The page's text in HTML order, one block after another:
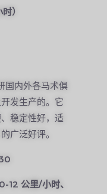
）
国内外各马术俱
发生产的。它
稳定性好，适
广泛好评。
12 公里/小时、